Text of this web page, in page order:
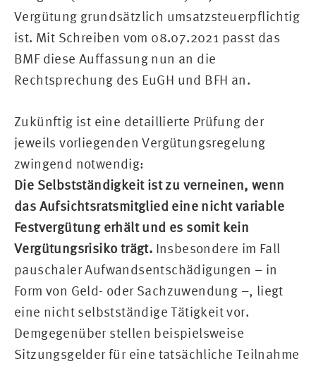
Vergütung grundsätzlich umsatzsteuerpflichtig
ist. Mit Schreiben vom 08.07.2021 passt das
BMF diese Auffassung nun an die
Rechtsprechung des EuGH und BFH an.
Zukünftig ist eine detaillierte Prüfung der
jeweils vorliegenden Vergütungsregelung
zwingend notwendig:
Die Selbstständigkeit ist zu verneinen, wenn
das Aufsichtsratsmitglied eine nicht variable
Festvergütung erhält und es somit kein
Vergütungsrisiko trägt. Insbesondere im Fall
pauschaler Aufwandsentschädigungen – in
Form von Geld- oder Sachzuwendung –, liegt
eine nicht selbstständige Tätigkeit vor.
Demgegenüber stellen beispielsweise
Sitzungsgelder für eine tatsächliche Teilnahme